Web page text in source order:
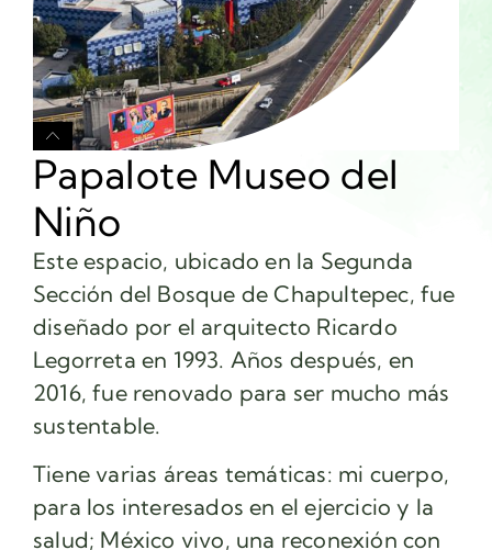
Papalote Museo del
Niño
Este espacio, ubicado en la Segunda
Sección del Bosque de Chapultepec, fue
diseñado por el arquitecto Ricardo
Legorreta en 1993. Años después, en
2016, fue renovado para ser mucho más
sustentable.
Tiene varias áreas temáticas: mi cuerpo,
para los interesados en el ejercicio y la
salud; México vivo, una reconexión con